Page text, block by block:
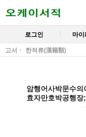
로그인 마이
고서 한적류(漢籍類)
암행어사박문수
효자만호박공행